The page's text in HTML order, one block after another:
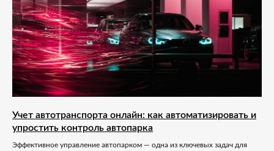
Учет автотранспорта онлайн: как автоматизировать и
упростить контроль автопарка
Эффективное управление автопарком — одна из ключевых задач для